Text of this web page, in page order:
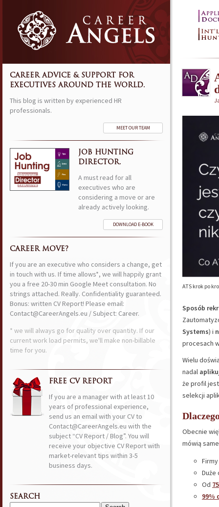
ATS krok po
Sposób
Systems) i
procesach
Wielu
nadal
że profil
selekcji
Obecnie
mówią
Od
99%
CAREER ADVICE & SUPPORT FOR
EXECUTIVES AROUND THE WORLD.
This blog is written by experienced HR
professionals.
MEET OUR TEAM
JOB HUNTING
DIRECTOR.
A must read for all
executives who are
considering a move or are
already actively looking.
DOWNLOAD E-BOOK
CAREER MOVE?
If you are an executive who considers a change, get
in touch with us. If time allows*, we will happily grant
you a free 20-30 min Google Meet consultation. No
strings attached. Really. Confidentiality guaranteed.
Bonus: written CV Report! Please email:
Contact@CareerAngels.eu / Subject: Career.
* we will always go for quality over quantity. If our
current work load permits, we'll make non-billable
time for you.
FREE CV REPORT
If you are a manager with at least 10
years of professional experience,
send us an email with your CV to
Contact@CareerAngels.eu with the
subject “CV Report / Blog”. You will
receive your objective CV Report with
market-relevant tips within 3-5
business days.
SEARCH